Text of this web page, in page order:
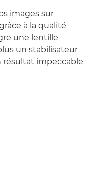
images sur
à la qualité
une lentille
un stabilisateur
résultat impeccable